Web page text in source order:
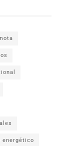
energético